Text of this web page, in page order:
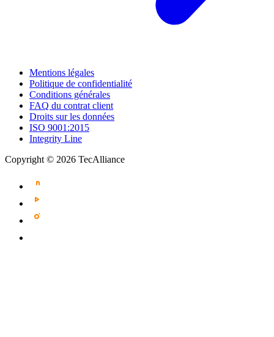
Mentions légales
Politique de confidentialité
Conditions générales
FAQ du contrat client
Droits sur les données
ISO 9001:2015
Integrity Line
Copyright © 2026 TecAlliance